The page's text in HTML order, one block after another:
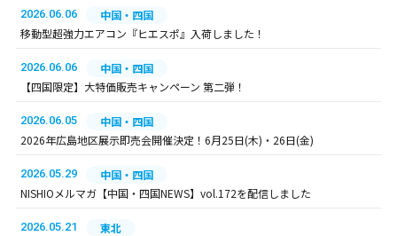
2026.06.06
中国・四国
移動型超強力エアコン『ヒエスポ』入荷しました！
2026.06.06
中国・四国
【四国限定】大特価販売キャンペーン 第二弾！
2026.06.05
中国・四国
2026年広島地区展示即売会開催決定！6月25日(木)・26日(金)
2026.05.29
中国・四国
NISHIOメルマガ【中国・四国NEWS】vol.172を配信しました
2026.05.21
東北